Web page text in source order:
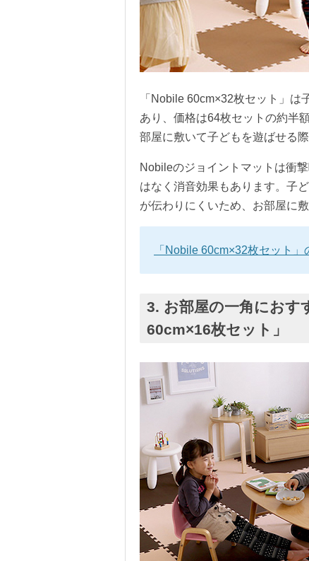
「Nobile 60cm×32枚セット」
あり、価格は64枚セットの約半
部屋に敷いて子どもを遊ばせる
Nobileのジョイントマットは衝
はなく消音効果もあります。子
が伝わりにくいため、お部屋に
「Nobile 60cm×32枚セット
3. お部屋の一角にお
60cm×16枚セット」